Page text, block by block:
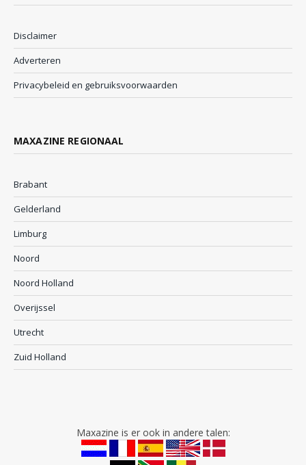
Disclaimer
Adverteren
Privacybeleid en gebruiksvoorwaarden
MAXAZINE REGIONAAL
Brabant
Gelderland
Limburg
Noord
Noord Holland
Overijssel
Utrecht
Zuid Holland
Maxazine is er ook in andere talen: